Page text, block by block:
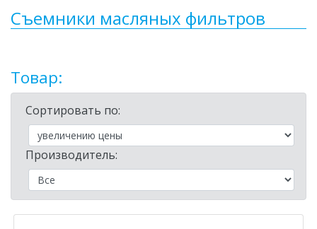
Съемники масляных фильтров
Товар:
Сортировать по:
Производитель: